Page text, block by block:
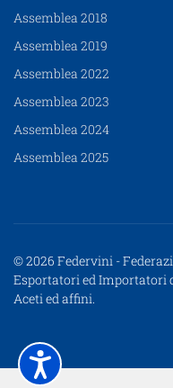
Assemblea 2018
Assemblea 2019
Assemblea 2022
Assemblea 2023
Assemblea 2024
Assemblea 2025
© 2026 Federvini -
Esportatori ed Importatori
Aceti ed affini.